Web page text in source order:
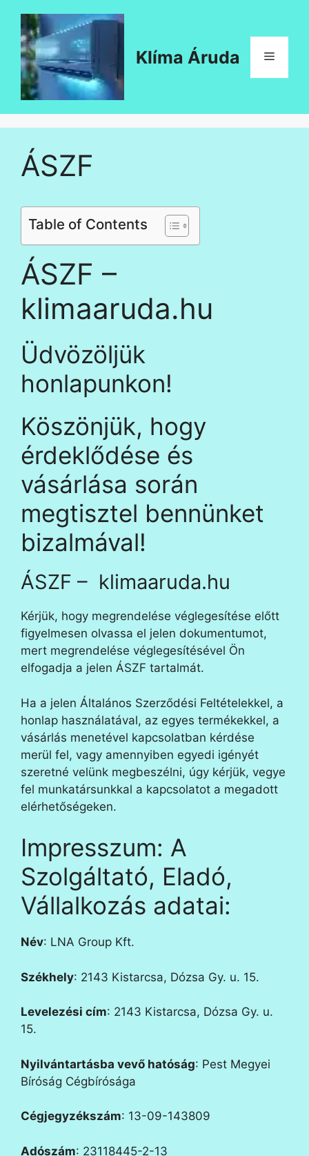
tartalomba
Klíma Áruda Menü
ÁSZF
Table of Contents
ÁSZF –
klimaaruda.hu
Üdvözöljük
honlapunkon!
Köszönjük, hogy
érdeklődése és
vásárlása során
megtisztel bennünket
bizalmával!
ÁSZF – klimaaruda.hu
Kérjük, hogy megrendelése véglegesítése előtt
figyelmesen olvassa el jelen dokumentumot,
mert megrendelése véglegesítésével Ön
elfogadja a jelen ÁSZF tartalmát.
Ha a jelen Általános Szerződési Feltételekkel, a
honlap használatával, az egyes termékekkel, a
vásárlás menetével kapcsolatban kérdése
merül fel, vagy amennyiben egyedi igényét
szeretné velünk megbeszélni, úgy kérjük, vegye
fel munkatársunkkal a kapcsolatot a megadott
elérhetőségeken.
Impresszum: A
Szolgáltató, Eladó,
Vállalkozás adatai:
Név: LNA Group Kft.
Székhely: 2143 Kistarcsa, Dózsa Gy. u. 15.
Levelezési cím: 2143 Kistarcsa, Dózsa Gy. u.
15.
Nyilvántartásba vevő hatóság: Pest Megyei
Bíróság Cégbírósága
Cégjegyzékszám: 13-09-143809
Adószám: 23118445-2-13